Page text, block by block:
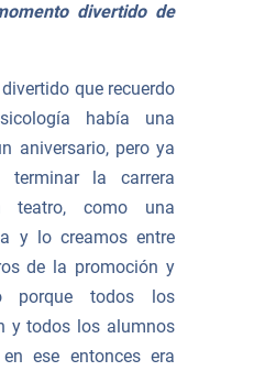
divertido de
que recuerdo
había una
aniversario, pero ya
terminar la carrera
teatro, como una
y lo creamos entre
de la promoción y
porque todos los
y todos los alumnos
ese entonces era